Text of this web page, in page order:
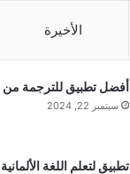
الأخيرة
أفضل تطبيق للترجمة من
سبتمبر 22, 2024
تطبيق لتعلم اللغة